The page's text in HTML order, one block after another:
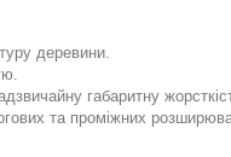
деревини.
габаритну
та проміжних